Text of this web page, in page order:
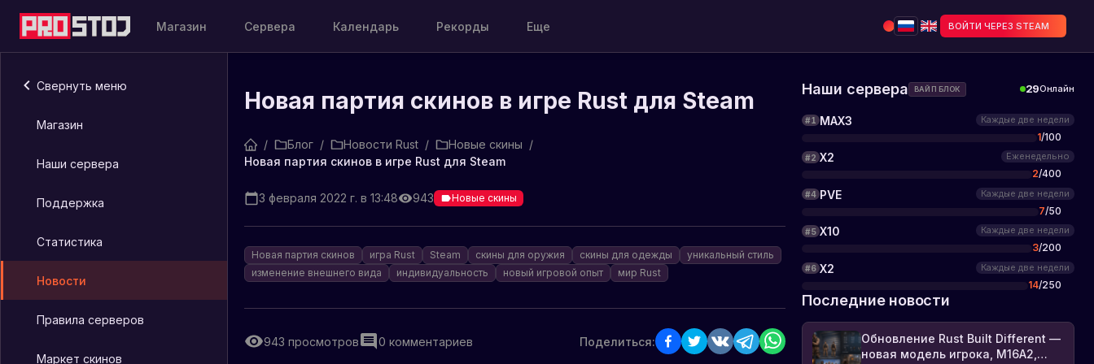
Магазин Сервера Календарь Рекорды Еще ВОЙТИ ЧЕРЕЗ STEAM
Свернуть меню
Магазин
Наши сервера
Поддержка
Статистика
Новости
Правила серверов
Маркет скинов
Новая партия скинов в игре Rust для Steam
/ Блог / Новости Rust / Новые скины /
Новая партия скинов в игре Rust для Steam
3 февраля 2022 г. в 13:48 943 Новые скины
Новая партия скинов игра Rust Steam скины для оружия скины для одежды
уникальный стиль
изменение внешнего вида
индивидуальность новый игровой опыт мир Rust
943 просмотров 0 комментариев Поделиться:
Наши сервера ВАЙП БЛОК 29Онлайн
#1 MAX3 Каждые две недели
1/100
#2 X2 Еженедельно
2/400
#4 PVE Каждые две недели
7/50
#5 X10 Каждые две недели
3/200
#6 X2 Каждые две недели
14/250
Последние новости
Обновление Rust Built Different —
новая модель игрока, M16A2,